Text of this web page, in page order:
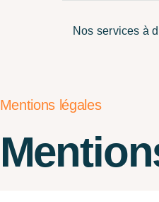
Nos services à
Mentions légales